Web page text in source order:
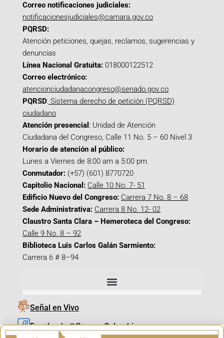
Correo notificaciones judiciales:
notificacionesjudiciales@camara.gov.co
PQRSD:
Atención peticiones, quejas, reclamos, sugerencias y
denuncias
Línea Nacional Gratuita: 018000122512
Correo electrónico:
atencionciudadanacongreso@senado.gov.co
PQRSD: Sistema derecho de petición (PQRSD)
ciudadano
Atención presencial : Unidad de Atención
Ciudadana del Congreso, Calle 11 No. 5 – 60 Nivel 3
Horario de atención al público:
Lunes a Viernes de 8:00 am a 5:00 pm
Conmutador: (+57) (601) 8770720
Capitolio Nacional: Calle 10 No. 7- 51
Edificio Nuevo del Congreso: Carrera 7 No. 8 – 68
Sede Administrativa: Carrera 8 No. 12- 02
Claustro Santa Clara – Hemeroteca del Congreso:
Calle 9 No. 8 – 92
Biblioteca Luis Carlos Galán Sarmiento:
Carrera 6 # 8–94
Señal en Vivo
Facebook_@CamaraColombia